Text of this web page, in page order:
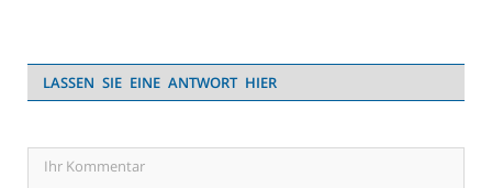
LASSEN SIE EINE ANTWORT HIER